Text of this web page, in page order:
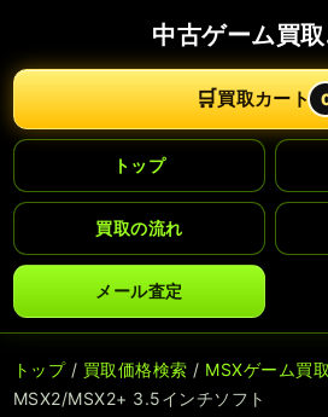
中古ゲーム買
🛒買取カート
トップ
買取の流れ
メール査定
トップ/ 買取価格検索 / MSXゲーム買取
MSX2/MSX2+ 3.5インチソフト